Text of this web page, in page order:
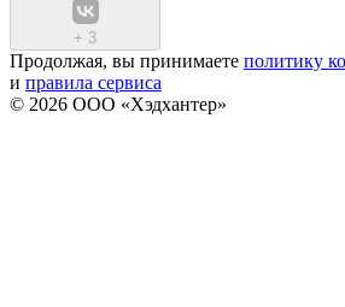
+ 3
Продолжая, вы принимаете политику
и правила сервиса
© 2026 ООО «Хэдхантер»